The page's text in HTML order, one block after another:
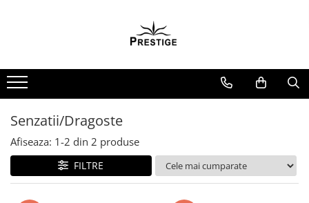
Noutati
Promotii
Spiritualitate - Ezoterism
AngelConnection
Arte Divinatorii
Senzatii/Dragoste
Afiseaza: 1-2 din 2 produse
FILTRE